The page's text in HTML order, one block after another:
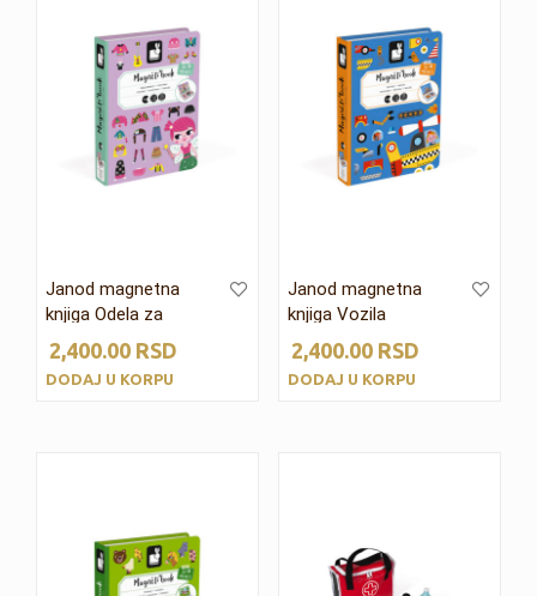
Janod magnetna
knjiga Odela za
devojčice
2,400.00 RSD
DODAJ U KORPU
Janod magnetna
knjiga Vozila
2,400.00RSD
DODAJ U KORPU